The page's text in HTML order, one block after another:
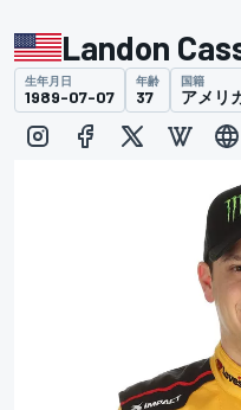
Landon
生年月日
1989-07-07
年齢
37
国籍
アメリ